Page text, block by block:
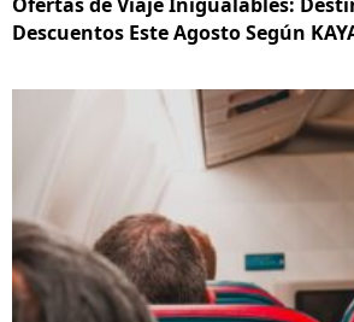
Descuentos Este Agosto Según